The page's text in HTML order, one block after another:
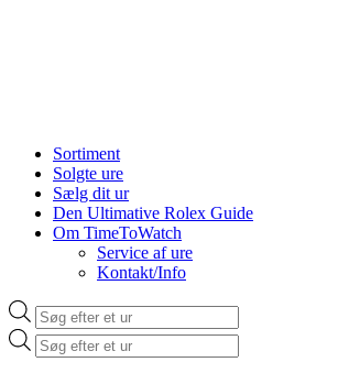
Sortiment
Solgte ure
Sælg dit ur
Den Ultimative Rolex Guide
Om TimeToWatch
Service af ure
Kontakt/Info
Products
search
Products
search